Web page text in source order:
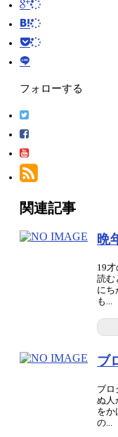
フォローする
関連記事
晩
19
読む
にち
も...
ブ
ブロ
ぬ人
をか
の...